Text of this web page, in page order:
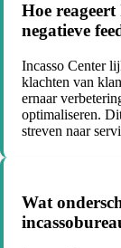
Hoe
negatieve
Incasso Center
klachten van
ernaar
optimaliseren.
streven naar
Wat